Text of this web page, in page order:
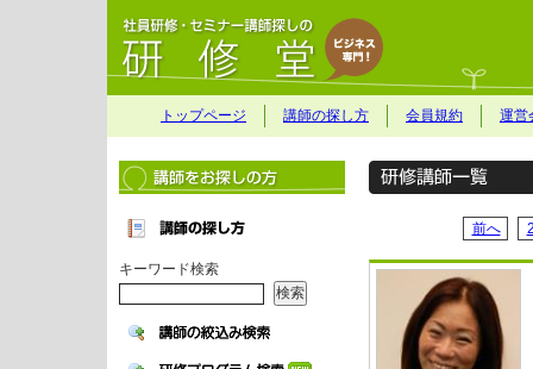
トップページ 講師の探し方 会員規約 運営
キーワード検索
前へ